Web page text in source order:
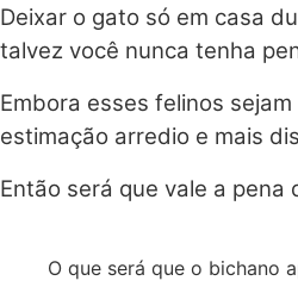
Deixar o gato só em casa
talvez você nunca tenha
Embora esses felinos
estimação arredio e mais
Então será que vale a pena
O que será que o bichano